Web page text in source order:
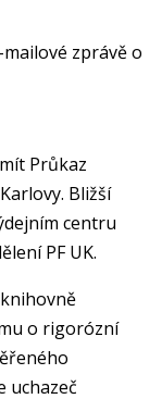
zprávě o
Průkaz
Bližší
centru
PF UK.
o rigorózní
uchazeč